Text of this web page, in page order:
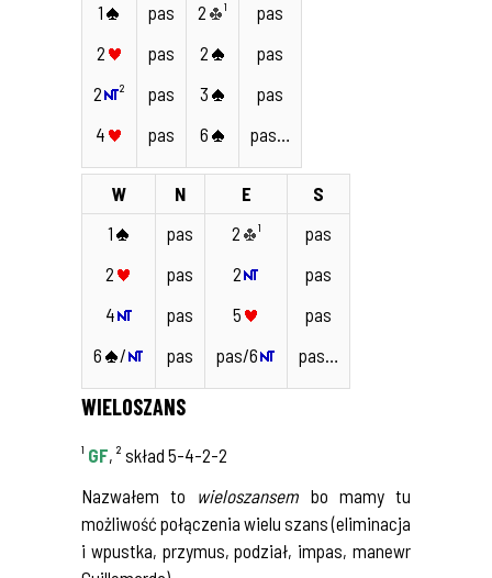
1
2
2
²
4
pas
pas
pas
pas
2
¹
2
3
6
pas
pas
pas
pas…
W N E
S
1
2
4
6
/
pas
pas
pas
pas
2
¹
2
5
pas/6
pas
pas
pas
pas…
WIELOSZANS
¹ GF, ² skład 5-4-2-2
Nazwałem to wieloszansem bo mamy tu
możliwość połączenia wielu szans (eliminacja
i wpustka, przymus, podział, impas, manewr